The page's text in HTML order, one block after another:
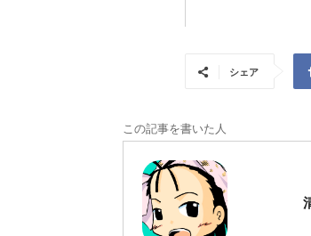
シェア
この記事を書いた人